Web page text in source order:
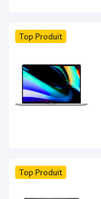
Top Produit
Top Produit